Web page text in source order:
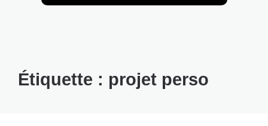
Étiquette : projet perso